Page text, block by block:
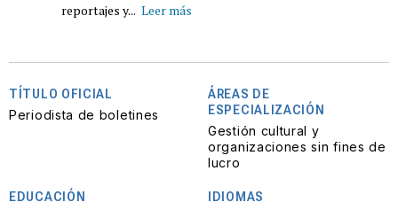
reportajes y... Leer más
TÍTULO OFICIAL
Periodista de boletines
ÁREAS DE
ESPECIALIZACIÓN
Gestión cultural y
organizaciones sin fines de
lucro
EDUCACIÓN IDIOMAS